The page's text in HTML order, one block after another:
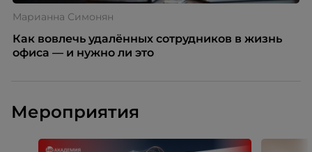
Марианна Симонян
Как вовлечь удалённых сотрудников в жизнь
офиса — и нужно ли это
Мероприятия